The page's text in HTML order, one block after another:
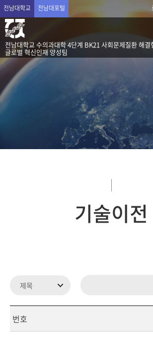
전남대학교 전남대포털
전남대학교 수의과대학 4단계 BK21 사회문제질환 해결
글로벌 혁신인재 양성팀
기술이전
번호